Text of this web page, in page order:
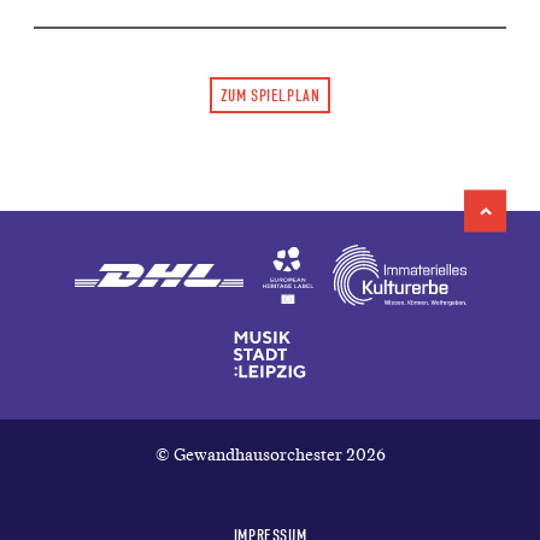
ZUM SPIELPLAN
© Gewandhausorchester 2026
IMPRESSUM